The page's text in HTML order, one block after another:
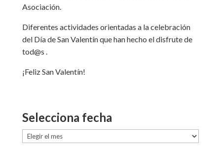
Asociación.
Diferentes actividades orientadas a la celebración
del Día de San Valentín que han hecho el disfrute de
tod@s .
¡Feliz San Valentín!
Selecciona fecha
Selecciona